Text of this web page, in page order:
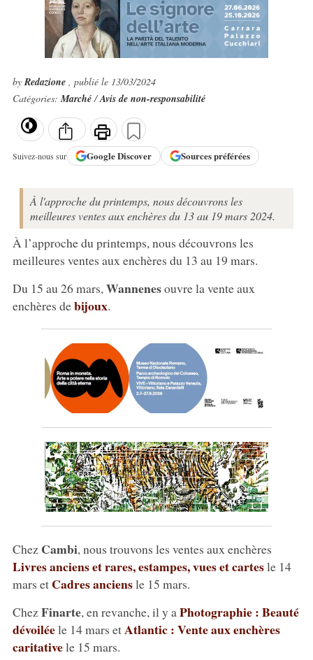
byRedazione , publié le 13/03/2024
Catégories:Marché/Avis de non-responsabilité
Suivez-nous sur GoogleDiscover Sources préférées
À l'approche du printemps, nous découvrons les
meilleures ventes aux enchères du 13 au 19 mars 2024.
À l’approche du printemps, nous découvrons les
meilleures ventes aux enchères du 13 au 19 mars.
Du 15 au 26 mars, Wannenesouvre la vente aux
enchères debijoux.
Chez Cambi, nous trouvons les ventes aux enchères
Livres anciens et rares, estampes, vues et cartesle 14
mars et Cadres anciensle 15 mars.
ChezFinarte, en revanche, il y a Photographie : Beauté
dévoiléele 14 mars etAtlantic : Vente aux enchères
caritativele 15 mars.